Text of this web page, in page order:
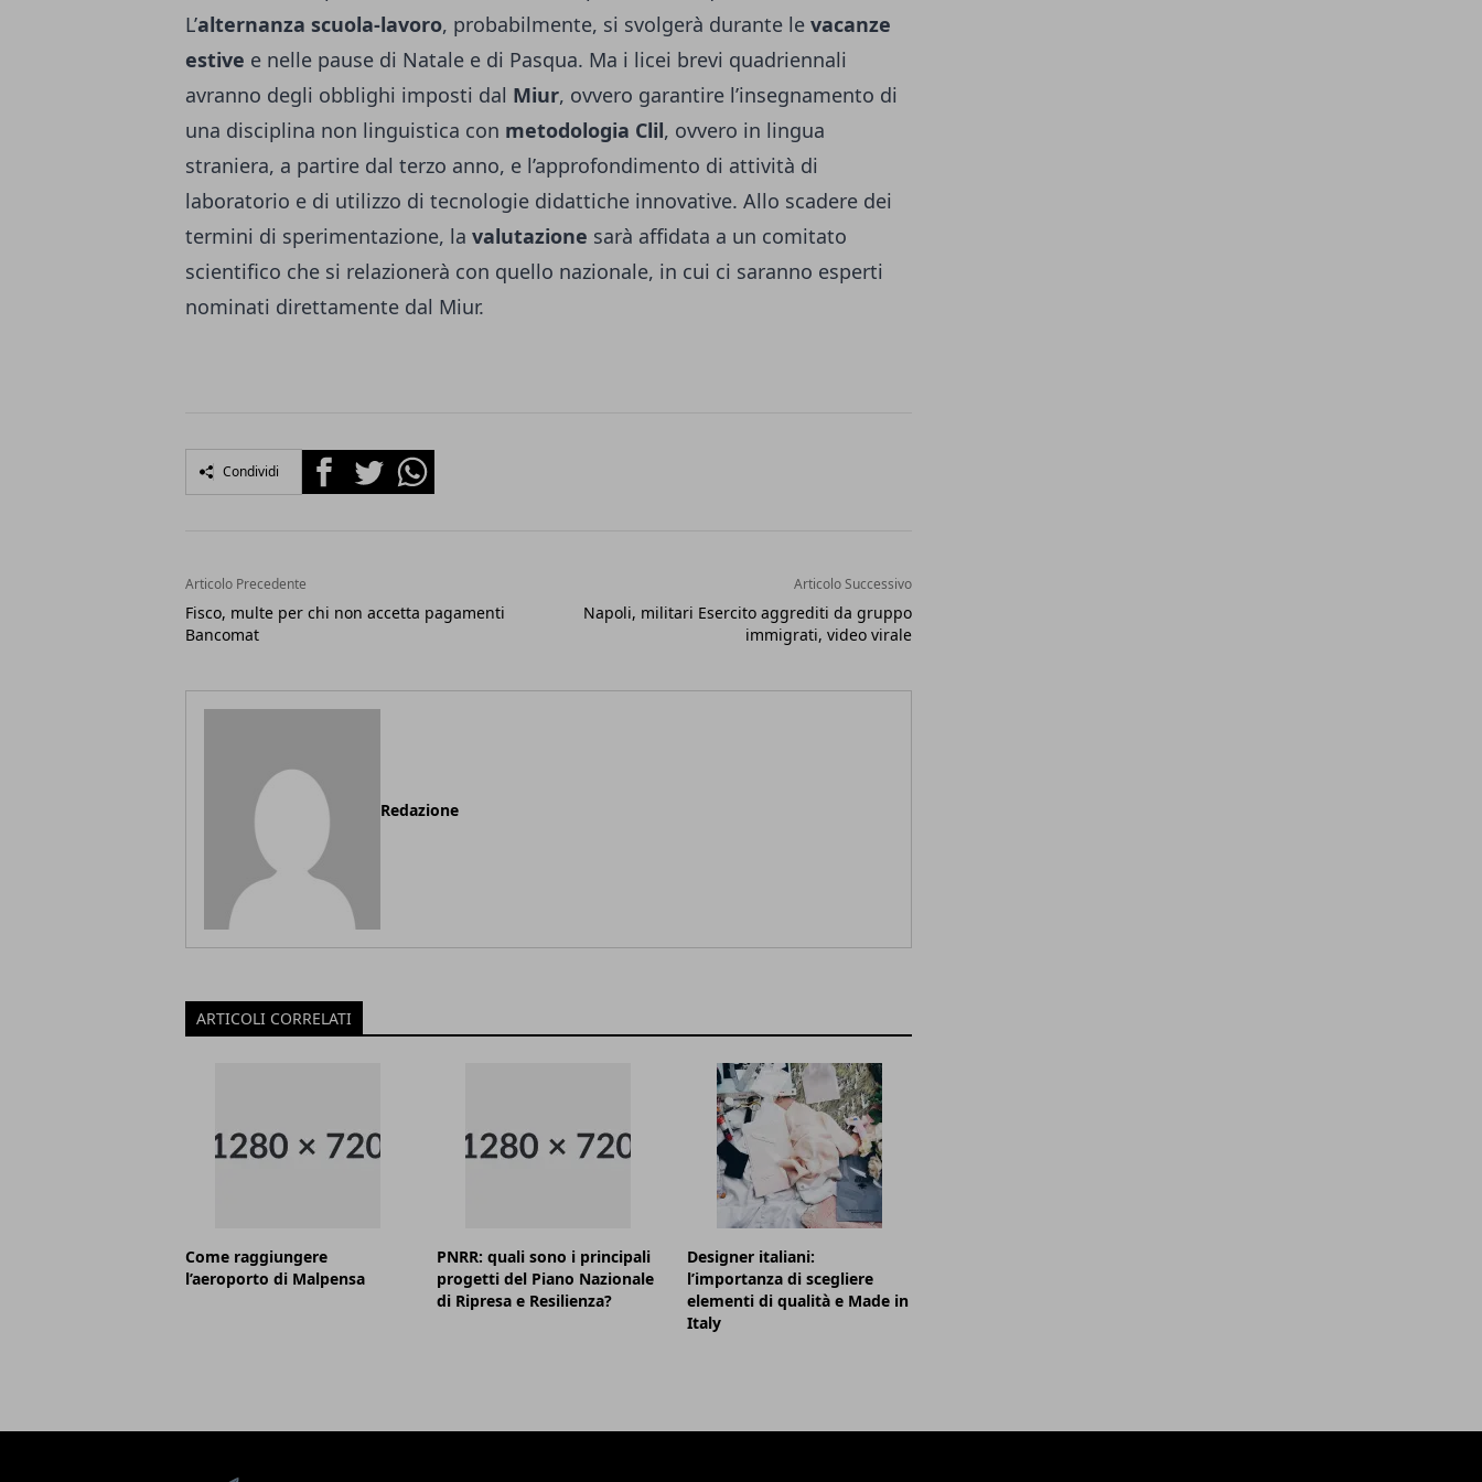
L’alternanza scuola-lavoro, probabilmente, si svolgerà durante le vacanze
estive e nelle pause di Natale e di Pasqua. Ma i licei brevi quadriennali
avranno degli obblighi imposti dal Miur, ovvero garantire l’insegnamento di
una disciplina non linguistica con metodologia Clil, ovvero in lingua
straniera, a partire dal terzo anno, e l’approfondimento di attività di
laboratorio e di utilizzo di tecnologie didattiche innovative. Allo scadere dei
termini di sperimentazione, la valutazione sarà affidata a un comitato
scientifico che si relazionerà con quello nazionale, in cui ci saranno esperti
nominati direttamente dal Miur.
Condividi FacebookTwitterWhatsapp
Articolo Precedente
Fisco, multe per chi non accetta pagamenti
Bancomat
Articolo Successivo
Napoli, militari Esercito aggrediti da gruppo
immigrati, video virale
Redazione
ARTICOLI CORRELATI
Come raggiungere
l’aeroporto di Malpensa
PNRR: quali sono i principali
progetti del Piano Nazionale
di Ripresa e Resilienza?
Designer italiani:
l’importanza di scegliere
elementi di qualità e Made in
Italy